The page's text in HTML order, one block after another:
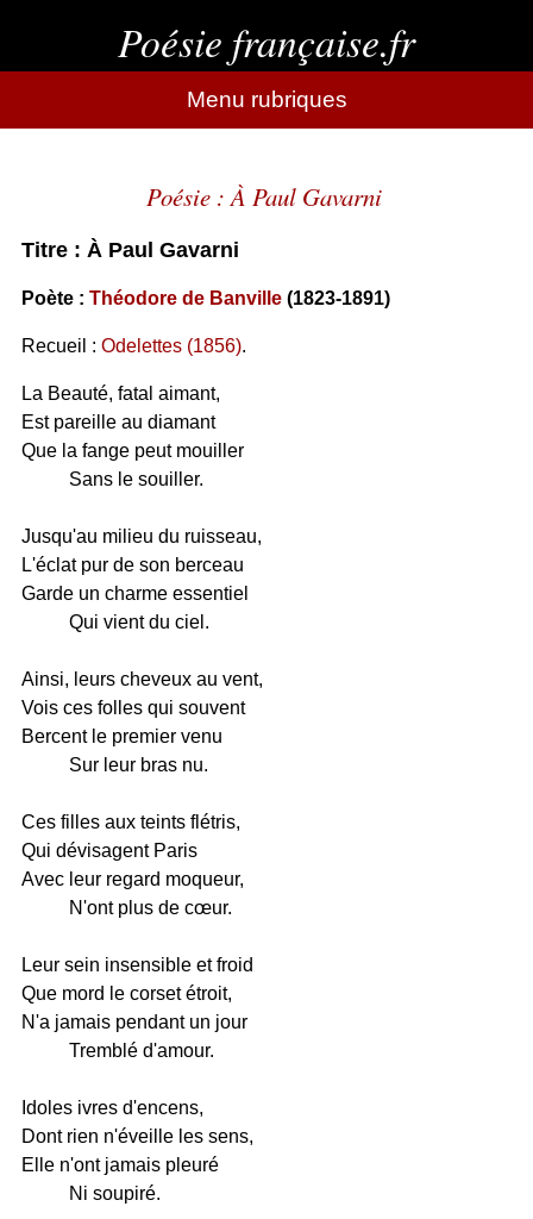
Poésie française.fr
Menu rubriques
Poésie : À Paul Gavarni
Titre : À Paul Gavarni
Poète : Théodore de Banville(1823-1891)
Recueil : Odelettes (1856).
La Beauté, fatal aimant,
Est pareille au diamant
Que la fange peut mouiller
Sans le souiller.
Jusqu'au milieu du ruisseau,
L'éclat pur de son berceau
Garde un charme essentiel
Qui vient du ciel.
Ainsi, leurs cheveux au vent,
Vois ces folles qui souvent
Bercent le premier venu
Sur leur bras nu.
Ces filles aux teints flétris,
Qui dévisagent Paris
Avec leur regard moqueur,
N'ont plus de cœur.
Leur sein insensible et froid
Que mord le corset étroit,
N'a jamais pendant un jour
Tremblé d'amour.
Idoles ivres d'encens,
Dont rien n'éveille les sens,
Elle n'ont jamais pleuré
Ni soupiré.